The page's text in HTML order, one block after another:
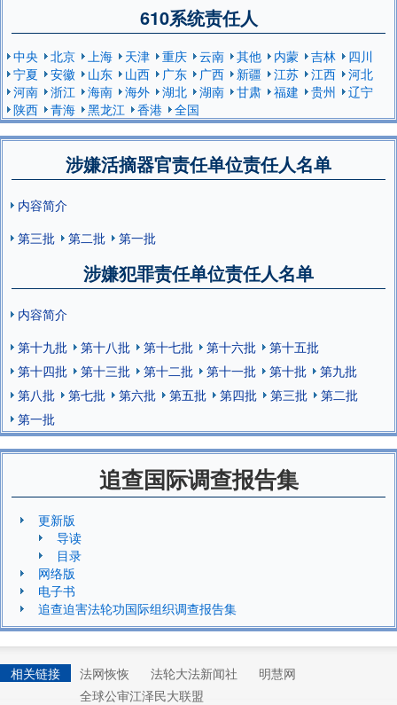
610系统责任人
中央 北京 上海 天津 重庆 云南 其他 内蒙 吉林
四川
宁夏
安徽 山东 山西 广东 广西 新疆 江苏 江西
河北
河南
浙江 海南 海外 湖北 湖南 甘肃 福建 贵州
辽宁
陕西
青海 黑龙江 香港 全国
涉嫌活摘器官责任单位责任人名单
内容简介
第三批
第二批 第一批
涉嫌犯罪责任单位责任人名单
内容简介
第十九批
第十八批 第十七批 第十六批
第十五批
第十四批
第十三批 第十二批 第十一批 第十批
第九批
第八批
第七批 第六批 第五批 第四批 第三批
第二批
第一批
追查国际调查报告集
更新版
导读
目录
网络版
电子书
追查迫害法轮功国际组织调查报告集
相关链接 法网恢恢 法轮大法新闻社
明慧网
全球公审江泽民大联盟